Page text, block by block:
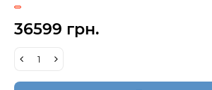
36599 грн.